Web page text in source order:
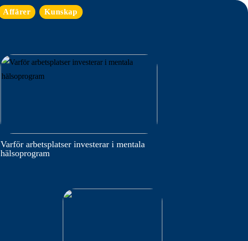
Affärer Kunskap
Varför arbetsplatser investerar i mentala
hälsoprogram